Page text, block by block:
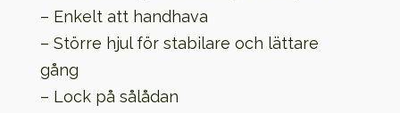
– Enkelt att handhava
– Större hjul för stabilare och lättare
gång
– Lock på sålådan